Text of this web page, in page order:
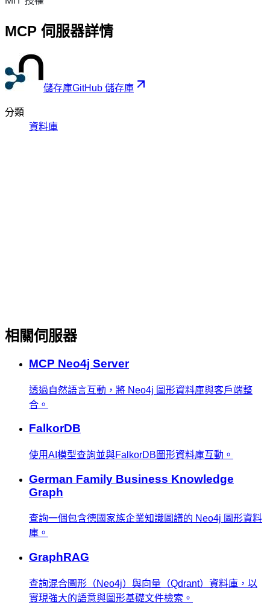
MCP 伺服器詳情
儲存庫GitHub 儲存庫
分類
資料庫
相關伺服器
MCP Neo4j Server
透過自然語言互動，將 Neo4j 圖形資料庫與客戶端整
合。
FalkorDB
使用AI模型查詢並與FalkorDB圖形資料庫互動。
German Family Business Knowledge
Graph
查詢一個包含德國家族企業知識圖譜的 Neo4j 圖形資料
庫。
GraphRAG
查詢混合圖形（Neo4j）與向量（Qdrant）資料庫，以
實現強大的語意與圖形基礎文件檢索。